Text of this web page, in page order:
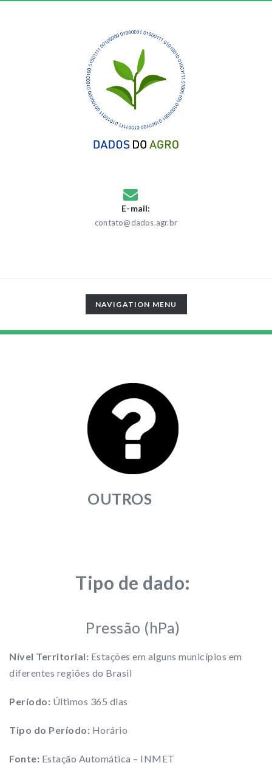
E-mail:
contato@dados.agr.br
TOGGLE
NAVIGATION
NAVIGATION MENU
OUTROS
Tipo de dado:
Pressão (hPa)
Nível Territorial: Estações em alguns municípios em
diferentes regiões do Brasil
Período: Últimos 365 dias
Tipo do Período: Horário
Fonte: Estação Automática – INMET